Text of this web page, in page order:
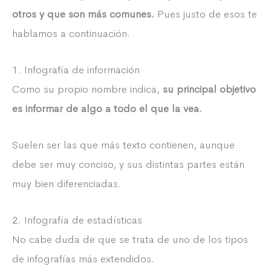
otros y que son más comunes. Pues justo de esos te
hablamos a continuación.
1. Infografía de información
Como su propio nombre indica, su principal objetivo
es informar de algo a todo el que la vea.
Suelen ser las que más texto contienen, aunque
debe ser muy conciso, y sus distintas partes están
muy bien diferenciadas.
2. Infografía de estadísticas
No cabe duda de que se trata de uno de los tipos
de infografías más extendidos.